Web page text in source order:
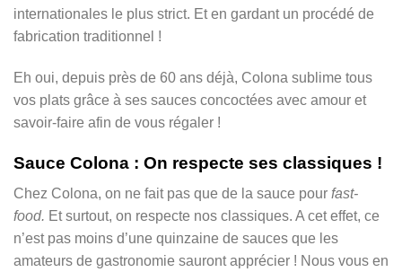
internationales le plus strict. Et en gardant un procédé de
fabrication traditionnel !
Eh oui, depuis près de 60 ans déjà, Colona sublime tous
vos plats grâce à ses sauces concoctées avec amour et
savoir-faire afin de vous régaler !
Sauce Colona : On respecte ses classiques !
Chez Colona, on ne fait pas que de la sauce pour fast-
food. Et surtout, on respecte nos classiques. A cet effet, ce
n’est pas moins d’une quinzaine de sauces que les
amateurs de gastronomie sauront apprécier ! Nous vous en